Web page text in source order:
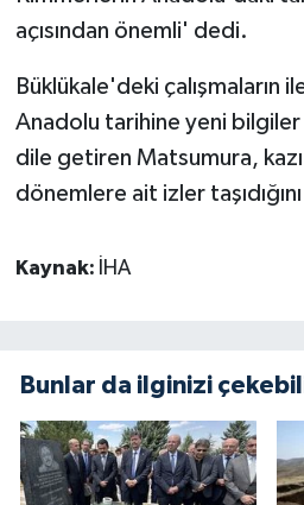
açısından önemli' dedi.
Büklükale'deki çalışmaların
Anadolu tarihine yeni bilgiler
dile getiren Matsumura, kazı
dönemlere ait izler
Kaynak: İHA
Bunlar da ilginizi